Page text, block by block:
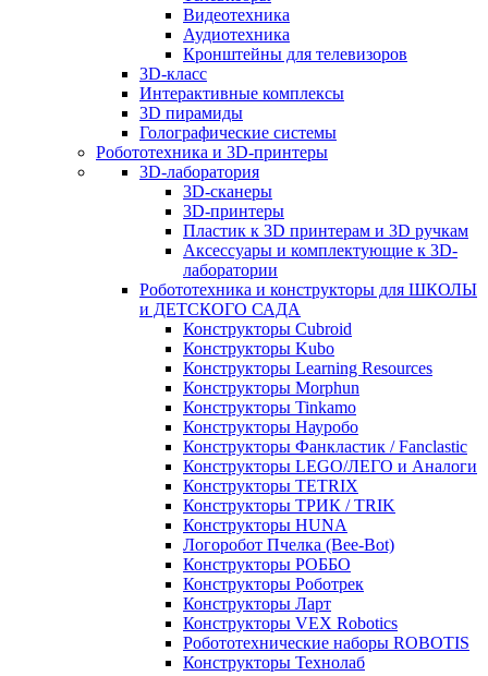
Видеотехника
Аудиотехника
Кронштейны для телевизоров
3D-класс
Интерактивные комплексы
3D пирамиды
Голографические системы
Робототехника и 3D-принтеры
3D-лаборатория
3D-сканеры
3D-принтеры
Пластик к 3D принтерам и 3D ручкам
Аксессуары и комплектующие к 3D-
лаборатории
Робототехника и конструкторы для ШКОЛЫ
и ДЕТСКОГО САДА
Конструкторы Cubroid
Конструкторы Kubo
Конструкторы Learning Resources
Конструкторы Morphun
Конструкторы Tinkamo
Конструкторы Науробо
Конструкторы Фанкластик / Fanclastic
Конструкторы LEGO/ЛЕГО и Аналоги
Конструкторы TETRIX
Конструкторы ТРИК / TRIK
Конструкторы HUNA
Логоробот Пчелка (Bee-Bot)
Конструкторы РОББО
Конструкторы Роботрек
Конструкторы Ларт
Конструкторы VEX Robotics
Робототехнические наборы ROBOTIS
Конструкторы Технолаб